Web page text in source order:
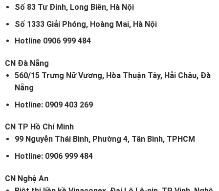
Số 83 Tư Đinh, Long Biên, Hà Nội
Số 1333 Giải Phóng, Hoàng Mai, Hà Nội
Hotline 0906 999 484
CN Đà Nẵng
560/15 Trưng Nữ Vương, Hòa Thuận Tây, Hải Châu, Đà
Nẵng
Hotline: 0909 403 269
CN TP Hồ Chí Minh
99 Nguyễn Thái Bình, Phường 4, Tân Bình, TPHCM
Hotline: 0906 999 484
CN Nghệ An